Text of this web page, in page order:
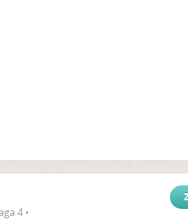
4 •